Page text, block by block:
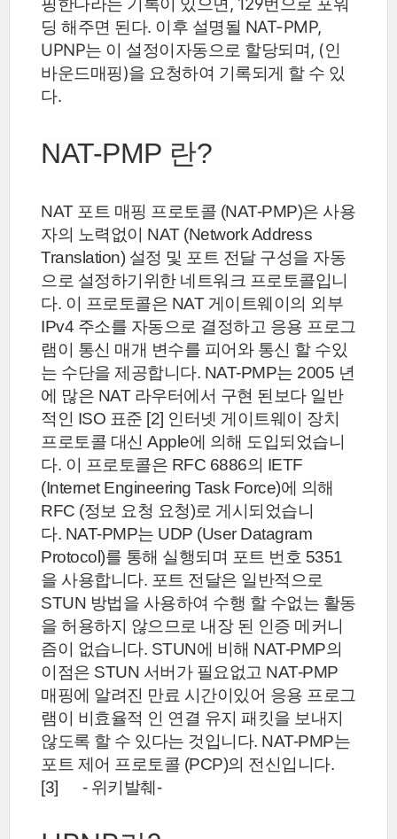
핑한다라는 기록이 있으면, 129번으로 포워
딩 해주면 된다. 이후 설명될 NAT-PMP,
UPNP는 이 설정이자동으로 할당되며, (인
바운드매핑)을 요청하여 기록되게 할 수 있
다.
NAT-PMP 란?
NAT 포트 매핑 프로토콜 (NAT-PMP)은 사용
자의 노력없이 NAT (Network Address
Translation) 설정 및 포트 전달 구성을 자동
으로 설정하기위한 네트워크 프로토콜입니
다. 이 프로토콜은 NAT 게이트웨이의 외부
IPv4 주소를 자동으로 결정하고 응용 프로그
램이 통신 매개 변수를 피어와 통신 할 수있
는 수단을 제공합니다. NAT-PMP는 2005 년
에 많은 NAT 라우터에서 구현 된보다 일반
적인 ISO 표준 [2] 인터넷 게이트웨이 장치
프로토콜 대신 Apple에 의해 도입되었습니
다. 이 프로토콜은 RFC 6886의 IETF
(Internet Engineering Task Force)에 의해
RFC (정보 요청 요청)로 게시되었습니
다. NAT-PMP는 UDP (User Datagram
Protocol)를 통해 실행되며 포트 번호 5351
을 사용합니다. 포트 전달은 일반적으로
STUN 방법을 사용하여 수행 할 수없는 활동
을 허용하지 않으므로 내장 된 인증 메커니
즘이 없습니다. STUN에 비해 NAT-PMP의
이점은 STUN 서버가 필요없고 NAT-PMP
매핑에 알려진 만료 시간이있어 응용 프로그
램이 비효율적 인 연결 유지 패킷을 보내지
않도록 할 수 있다는 것입니다. NAT-PMP는
포트 제어 프로토콜 (PCP)의 전신입니다.
[3] - 위키발췌-